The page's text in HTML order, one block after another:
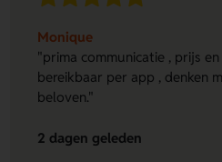
Monique
"prima communicatie , prijs
bereikbaar per app , denken
beloven."
2 dagen geleden